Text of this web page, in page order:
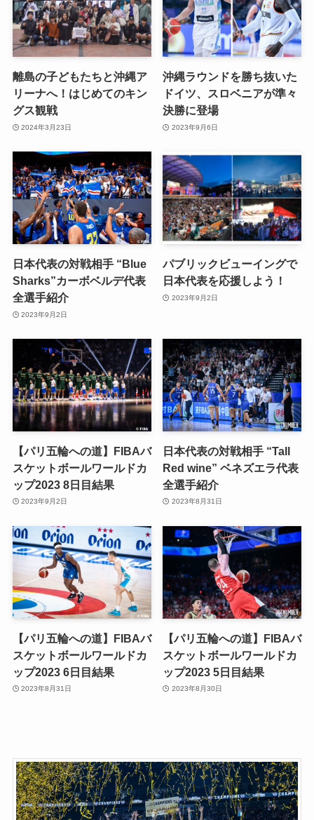
離島の子どもたちと沖縄ア
リーナへ！はじめてのキン
グス観戦
2024年3月23日
沖縄ラウンドを勝ち抜いた
ドイツ、スロベニアが準々
決勝に登場
2023年9月6日
日本代表の対戦相手 “Blue
Sharks”カーボベルデ代表
全選手紹介
2023年9月2日
パブリックビューイングで
日本代表を応援しよう！
2023年9月2日
【パリ五輪への道】FIBAバ
スケットボールワールドカ
ップ2023 8日目結果
2023年9月2日
日本代表の対戦相手 “Tall
Red wine” ベネズエラ代表
全選手紹介
2023年8月31日
【パリ五輪への道】FIBAバ
スケットボールワールドカ
ップ2023 6日目結果
2023年8月31日
【パリ五輪への道】FIBAバ
スケットボールワールドカ
ップ2023 5日目結果
2023年8月30日